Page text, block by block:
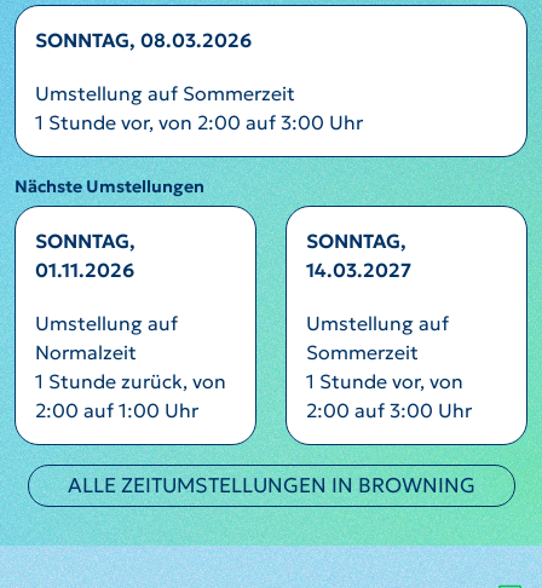
SONNTAG, 08.03.2026
Umstellung auf Sommerzeit
1 Stunde vor, von 2:00 auf 3:00 Uhr
Nächste Umstellungen
SONNTAG,
01.11.2026
Umstellung auf
Normalzeit
1 Stunde zurück, von
2:00 auf 1:00 Uhr
SONNTAG,
14.03.2027
Umstellung auf
Sommerzeit
1 Stunde vor, von
2:00 auf 3:00 Uhr
ALLE ZEITUMSTELLUNGEN IN BROWNING